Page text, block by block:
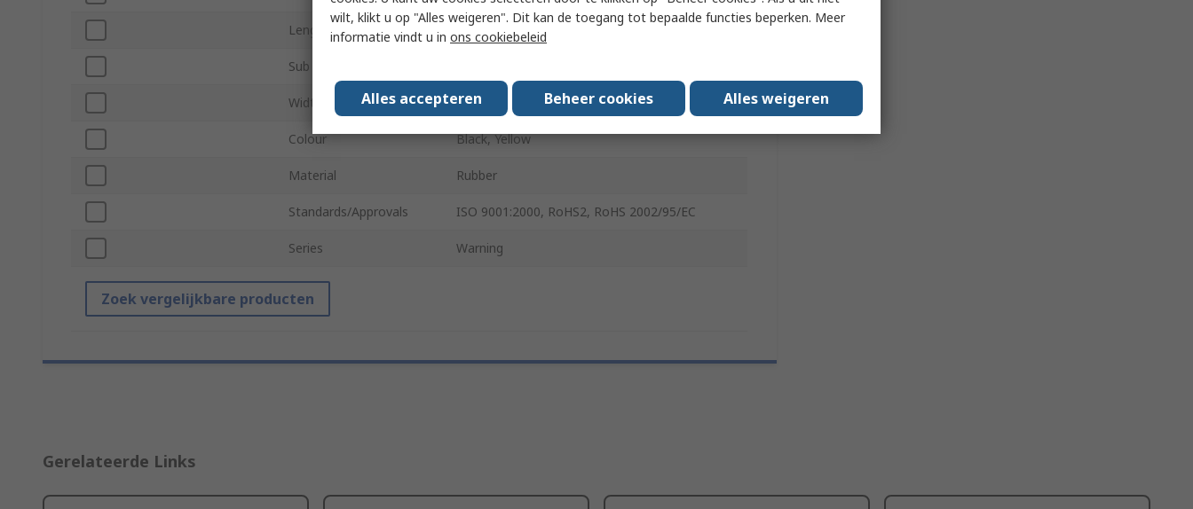
Length 9m
Sub Type
Width 68mm
Colour Black, Yellow
Material Rubber
Standards/Approvals ISO 9001:2000, RoHS2, RoHS 2002/95/EC
Series Warning
Zoek vergelijkbare producten
Gerelateerde Links
wilt, klikt u op "Alles weigeren". Dit kan de toegang tot bepaalde functies beperken. Meer
informatie vindt u in ons cookiebeleid
Alles accepteren Beheer cookies Alles weigeren